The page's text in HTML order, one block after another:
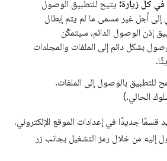
في كل زيارة: يتيح للتطبيق الوصول
إلى أجل غير مسمى ما لم يتم إبطال
إذن الوصول الدائم، سيتمكّن
بشكل دائم إلى الملفات والمجلدات
للتطبيق بالوصول إلى الملفات.
الحالي.)
قسمًا جديدًا في إعدادات الموقع الإلكتروني،
إليه من خلال رمز التشغيل بجانب زر